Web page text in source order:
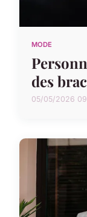
MODE
des
05/05/2026